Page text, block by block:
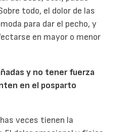
todo, el dolor de las
para dar el pecho, y
en mayor o menor
y no tener fuerza
en el posparto
veces tienen la